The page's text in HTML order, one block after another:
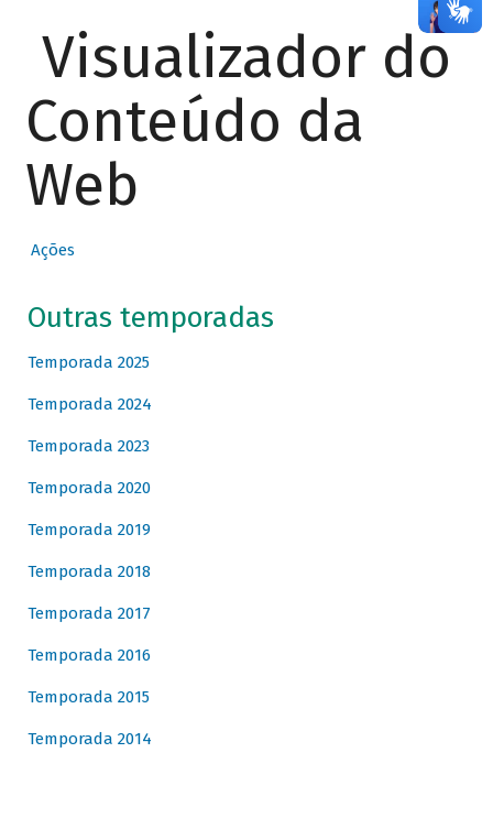
Visualizador do
Conteúdo da
Web
Ações
Outras temporadas
Temporada 2025
Temporada 2024
Temporada 2023
Temporada 2020
Temporada 2019
Temporada 2018
Temporada 2017
Temporada 2016
Temporada 2015
Temporada 2014